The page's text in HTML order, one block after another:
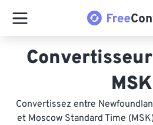
MSK
Convertissez entre
et Moscow Standard Time